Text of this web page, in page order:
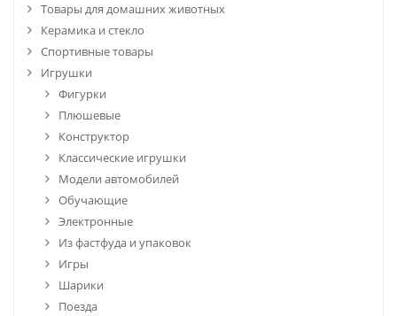
Товары для домашних животных
Керамика и стекло
Спортивные товары
Игрушки
Фигурки
Плюшевые
Конструктор
Классические игрушки
Модели автомобилей
Обучающие
Электронные
Из фастфуда и упаковок
Игры
Шарики
Поезда